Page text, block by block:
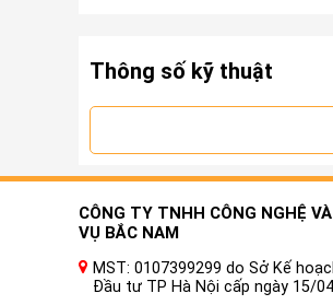
Thông số kỹ thuật
CÔNG TY TNHH CÔNG NGHỆ
VỤ BẮC NAM
MST: 0107399299 do Sở Kế
Đầu tư TP Hà Nội cấp ngày 15/